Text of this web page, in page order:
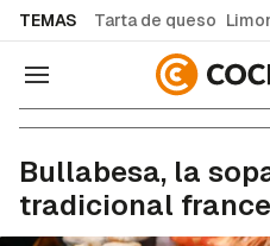
TEMAS Tarta de queso
Navegación
Bullabesa, la
tradicional